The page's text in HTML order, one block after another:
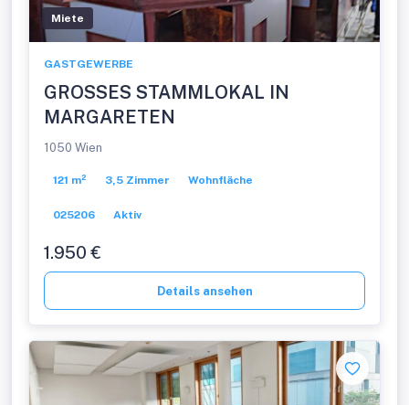
Miete
GASTGEWERBE
GROSSES STAMMLOKAL IN
MARGARETEN
1050 Wien
121 m² 3,5 Zimmer Wohnfläche
025206 Aktiv
1.950 €
Details ansehen